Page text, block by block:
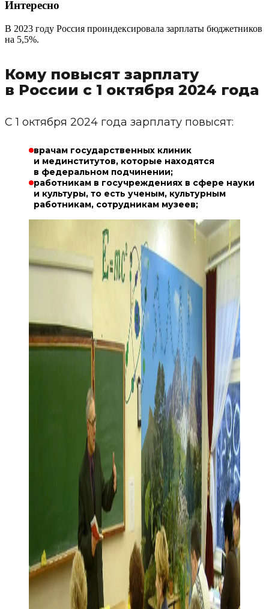
Интересно
В 2023 году Россия проиндексировала зарплаты бюджетников
на 5,5%.
Кому повысят зарплату
в России с 1 октября 2024 года
С 1 октября 2024 года зарплату повысят:
врачам государственных клиник
и мединститутов, которые находятся
в федеральном подчинении;
работникам в госучреждениях в сфере науки
и культуры, то есть ученым, культурным
работникам, сотрудникам музеев;